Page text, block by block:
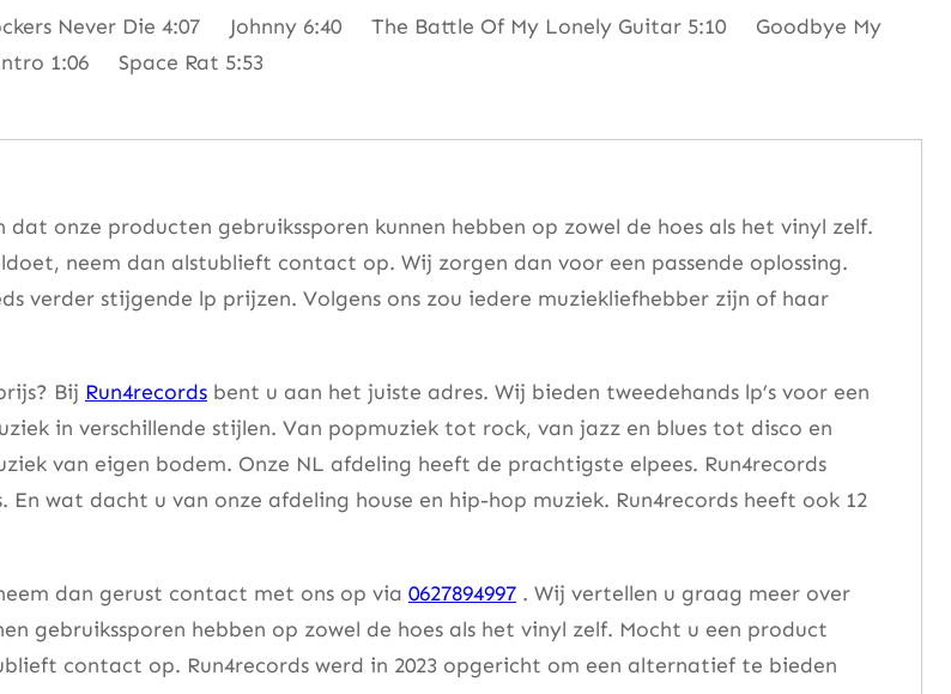
Never Die 4:07 Johnny 6:40 The Battle Of My Lonely Guitar 5:10 Goodbye My
1:06 Space Rat 5:53
onze producten gebruikssporen kunnen hebben op zowel de hoes als het vinyl zelf.
neem dan alstublieft contact op. Wij zorgen dan voor een passende oplossing.
verder stijgende lp prijzen. Volgens ons zou iedere muziekliefhebber zijn of haar
Bij Run4records bent u aan het juiste adres. Wij bieden tweedehands lp’s voor een
in verschillende stijlen. Van popmuziek tot rock, van jazz en blues tot disco en
van eigen bodem. Onze NL afdeling heeft de prachtigste elpees. Run4records
wat dacht u van onze afdeling house en hip-hop muziek. Run4records heeft ook 12
dan gerust contact met ons op via 0627894997 . Wij vertellen u graag meer over
gebruikssporen hebben op zowel de hoes als het vinyl zelf. Mocht u een product
contact op. Run4records werd in 2023 opgericht om een alternatief te bieden